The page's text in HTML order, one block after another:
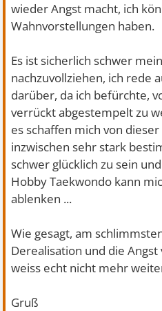
wieder Angst macht, ich
Wahnvorstellungen haben.
Es ist sicherlich schwer
nachzuvollziehen, ich rede
darüber, da ich befürchte,
verrückt abgestempelt zu
es schaffen mich von
inzwischen sehr stark
schwer glücklich zu sein
Hobby Taekwondo kann
ablenken ...
Wie gesagt, am
Derealisation und die
weiss echt nicht mehr
Gruß